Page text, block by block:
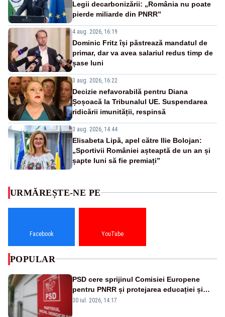
Legii decarbonizării: „România nu poate
pierde miliarde din PNRR”
4 aug. 2026, 16:19
Dominic Fritz își păstrează mandatul de
primar, dar va avea salariul redus timp de
șase luni
3 aug. 2026, 16:22
Decizie nefavorabilă pentru Diana
Șoșoacă la Tribunalul UE. Suspendarea
ridicării imunității, respinsă
3 aug. 2026, 14:44
Elisabeta Lipă, apel către Ilie Bolojan:
„Sportivii României așteaptă de un an și
șapte luni să fie premiați”
URMĂREȘTE-NE PE
Facebook YouTube
POPULAR
PSD cere sprijinul Comisiei Europene
pentru PNRR și protejarea educației și
sănătății
30 iul. 2026, 14:17